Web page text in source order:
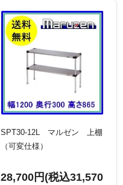
SPT30-12L マルゼン 上棚
（可変仕様）
28,700円(税込31,570